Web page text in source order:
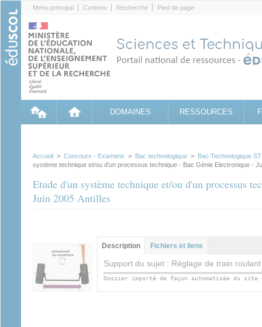
Menu principal Contenu Recherche Pied de page
DOMAINES RESSOURCES
Accueil > Concours - Examens > Bac technologique > Bac Technologique
système technique et/ou d'un processus technique - Bac Génie Electronique -
Etude d'un système technique et/ou d'un processus
Juin 2005 Antilles
Groupe principal
Description (onglet
actif)
Fichiers et liens
Support du sujet : Réglage de train
Dossier importé de façon automatisée du site du